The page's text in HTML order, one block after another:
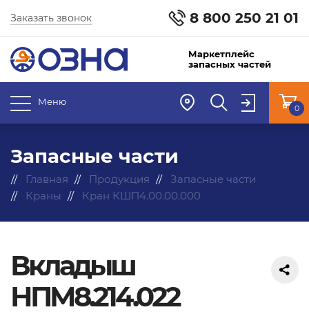
8 800 250 21 01
Заказать звонок
Маркетплейс
запасных частей
Меню
0
Запасные части
Главная Продукция
Запасные части
Краны
Кран КШП4.00.00.000
Вкладыш
НПМ8.214.022